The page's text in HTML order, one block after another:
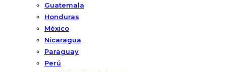
Guatemala
Honduras
México
Nicaragua
Paraguay
Perú